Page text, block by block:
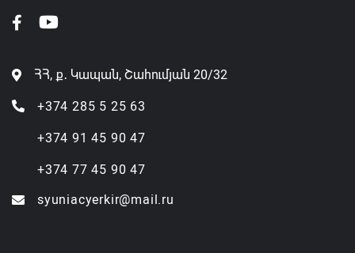
ՀՀ, ք․ Կապան, Շահումյան 20/32
+374 285 5 25 63
+374 91 45 90 47
+374 77 45 90 47
syuniacyerkir@mail.ru